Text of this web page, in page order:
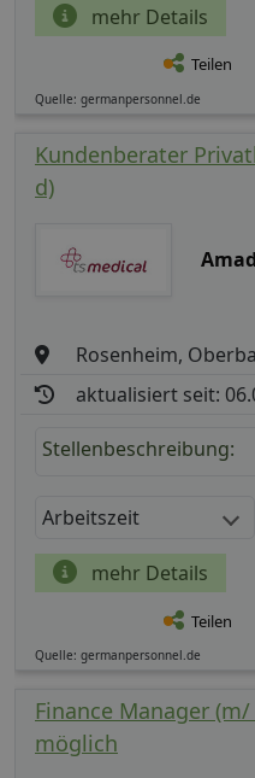
mehr Details
Teilen
Quelle: germanpersonnel.de
Kundenberater
d)
Rosenheim,
aktualisiert seit:
Stellenbeschreibung:
Arbeitszeit
mehr Details
Teilen
Quelle: germanpersonnel.de
Finance Manager
möglich